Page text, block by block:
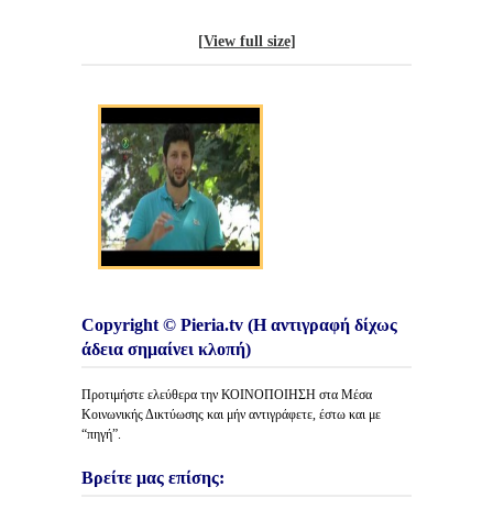
[View full size]
Copyright © Pieria.tv (Η αντιγραφή δίχως
άδεια σημαίνει κλοπή)
Προτιμήστε ελεύθερα την ΚΟΙΝΟΠΟΙΗΣΗ στα Μέσα
Κοινωνικής Δικτύωσης και μήν αντιγράφετε, έστω και με
“πηγή”.
Βρείτε μας επίσης: